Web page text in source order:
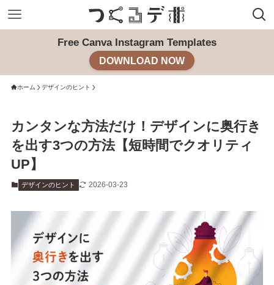
Free Canva Instagram Templates
DOWNLOAD NOW
ホーム デザインのヒント
カンタンな方法だけ！デザインに奥行き
を出す3つの方法【短時間でクオリティ
UP】
デザインのヒント 2026-03-23